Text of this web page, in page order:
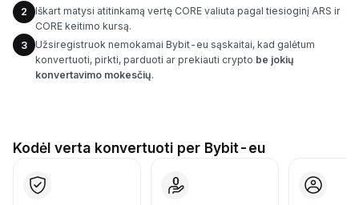
2
Iškart matysi atitinkamą vertę CORE valiuta pagal tiesioginį ARS ir
CORE keitimo kursą.
3
Užsiregistruok nemokamai Bybit-eu sąskaitai, kad galėtum
konvertuoti, pirkti, parduoti ar prekiauti crypto be jokių
konvertavimo mokesčių.
Kodėl verta konvertuoti per Bybit-eu